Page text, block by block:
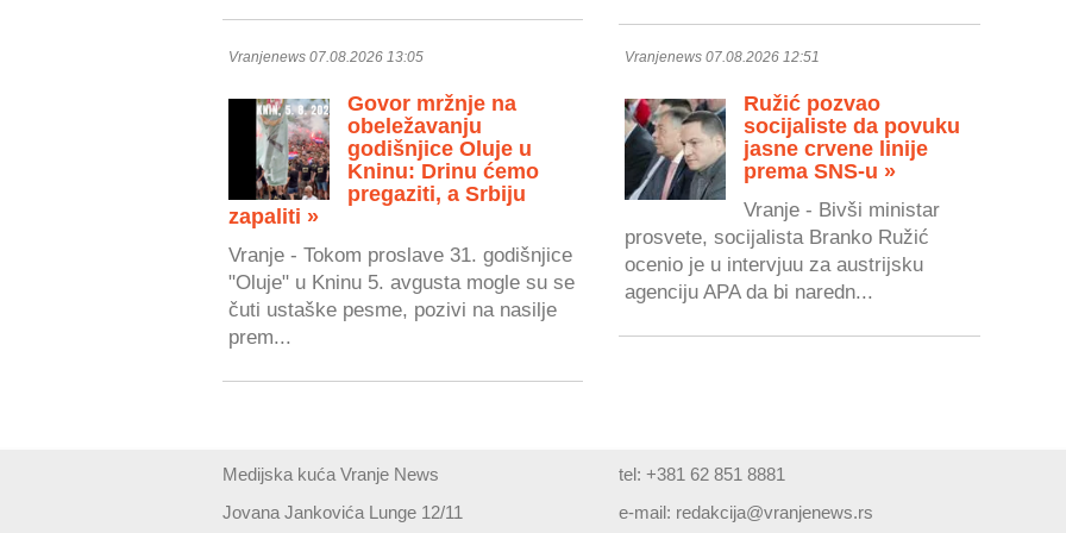
Vranjenews 07.08.2026 13:05
Govor mržnje na
obeležavanju
godišnjice Oluje u
Kninu: Drinu ćemo
pregaziti, a Srbiju
zapaliti »
Vranje - Tokom proslave 31. godišnjice
"Oluje" u Kninu 5. avgusta mogle su se
čuti ustaške pesme, pozivi na nasilje
prem...
Vranjenews 07.08.2026 12:51
Ružić pozvao
socijaliste da povuku
jasne crvene linije
prema SNS-u »
Vranje - Bivši ministar
prosvete, socijalista Branko Ružić
ocenio je u intervjuu za austrijsku
agenciju APA da bi naredn...
Medijska kuća Vranje News
Jovana Jankovića Lunge 12/11
tel: +381 62 851 8881
e-mail: redakcija@vranjenews.rs